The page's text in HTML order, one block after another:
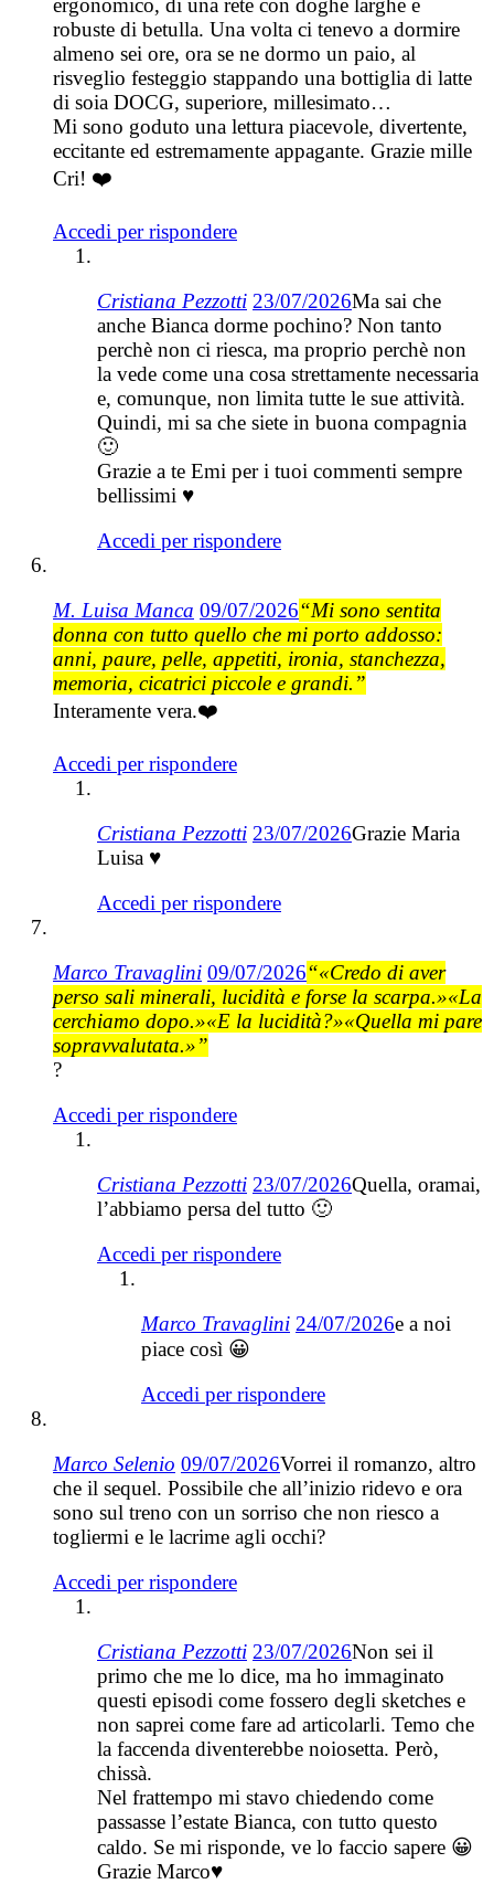
robuste di betulla. Una volta ci tenevo a dormire
almeno sei ore, ora se ne dormo un paio, al
risveglio festeggio stappando una bottiglia di latte
di soia DOCG, superiore, millesimato…
Mi sono goduto una lettura piacevole, divertente,
eccitante ed estremamente appagante. Grazie mille
Cri! ❤️
Accedi per rispondere
Cristiana Pezzotti 23/07/2026Ma sai che
anche Bianca dorme pochino? Non tanto
perchè non ci riesca, ma proprio perchè non
la vede come una cosa strettamente necessaria
e, comunque, non limita tutte le sue attività.
Quindi, mi sa che siete in buona compagnia
🙂
Grazie a te Emi per i tuoi commenti sempre
bellissimi ♥
Accedi per rispondere
M. Luisa Manca 09/07/2026“Mi sono sentita
donna con tutto quello che mi porto addosso:
anni, paure, pelle, appetiti, ironia, stanchezza,
memoria, cicatrici piccole e grandi.”
Interamente vera.❤️
Accedi per rispondere
Cristiana Pezzotti 23/07/2026Grazie Maria
Luisa ♥
Accedi per rispondere
Marco Travaglini 09/07/2026“«Credo di aver
perso sali minerali, lucidità e forse la scarpa.»«La
cerchiamo dopo.»«E la lucidità?»«Quella mi pare
sopravvalutata.»”
?
Accedi per rispondere
Cristiana Pezzotti 23/07/2026Quella, oramai,
l’abbiamo persa del tutto 🙂
Accedi per rispondere
Marco Travaglini 24/07/2026e a noi
piace così 😀
Accedi per rispondere
Marco Selenio 09/07/2026Vorrei il romanzo, altro
che il sequel. Possibile che all’inizio ridevo e ora
sono sul treno con un sorriso che non riesco a
togliermi e le lacrime agli occhi?
Accedi per rispondere
Cristiana Pezzotti 23/07/2026Non sei il
primo che me lo dice, ma ho immaginato
questi episodi come fossero degli sketches e
non saprei come fare ad articolarli. Temo che
la faccenda diventerebbe noiosetta. Però,
chissà.
Nel frattempo mi stavo chiedendo come
passasse l’estate Bianca, con tutto questo
caldo. Se mi risponde, ve lo faccio sapere 😀
Grazie Marco♥